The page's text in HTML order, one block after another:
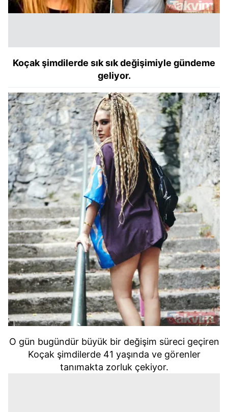
Koçak şimdilerde sık sık değişimiyle gündeme
geliyor.
O gün bugündür büyük bir değişim süreci geçiren
Koçak şimdilerde 41 yaşında ve görenler
tanımakta zorluk çekiyor.